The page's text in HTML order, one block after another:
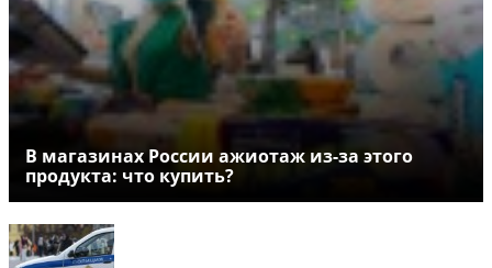
В магазинах России ажиотаж из-за этого
продукта: что купить?